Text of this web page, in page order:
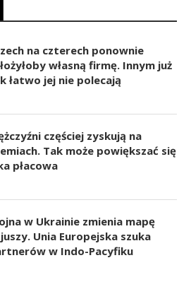
na czterech ponownie
własną firmę. Innym już
łatwo jej nie polecają
częściej zyskują na
Tak może powiększać się
płacowa
w Ukrainie zmienia mapę
Unia Europejska szuka
w Indo-Pacyfiku